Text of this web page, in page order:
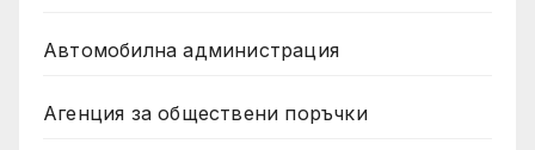
Автомобилна администрация
Агенция за обществени поръчки